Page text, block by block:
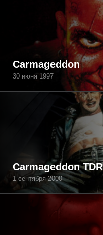
Carmageddon
30 июня 1997
Carmageddon
1 сентября 2000